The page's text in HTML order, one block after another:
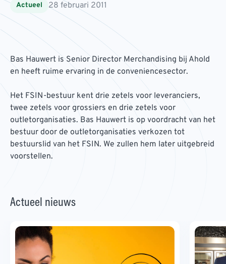
Actueel 28 februari 2011
Bas Hauwert is Senior Director Merchandising bij Ahold
en heeft ruime ervaring in de conveniencesector.
Het FSIN-bestuur kent drie zetels voor leveranciers,
twee zetels voor grossiers en drie zetels voor
outletorganisaties. Bas Hauwert is op voordracht van het
bestuur door de outletorganisaties verkozen tot
bestuurslid van het FSIN. We zullen hem later uitgebreid
voorstellen.
Actueel nieuws